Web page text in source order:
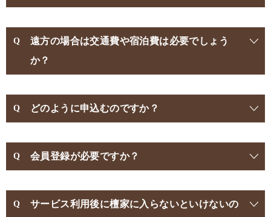
遠方の場合は交通費や宿泊費は必要でしょう
か？
どのように申込むのですか？
会員登録が必要ですか？
サービス利用後に檀家に入らないといけないの